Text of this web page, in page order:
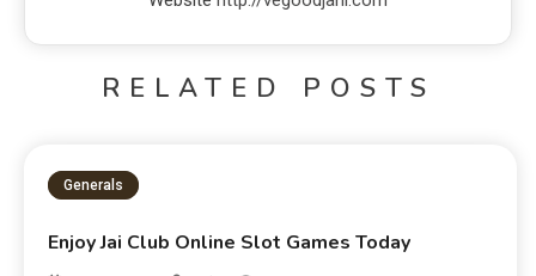
RELATED POSTS
Generals
Enjoy Jai Club Online Slot Games Today